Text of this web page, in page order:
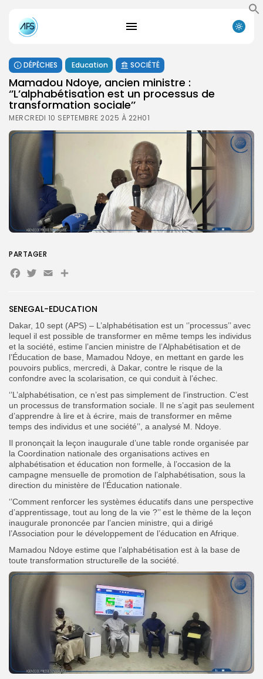
for:
FR
DÉPÊCHES Education SOCIÉTÉ
Mamadou Ndoye, ancien ministre :
‘’L’alphabétisation est un processus de
transformation sociale’’
MERCREDI 10 SEPTEMBRE 2025 À 22H01
SENEGAL-EDUCATION
Dakar, 10 sept (APS) – L’alphabétisation est un ‘’processus’’ avec
lequel il est possible de transformer en même temps les individus
et la société, estime l’ancien ministre de l’Alphabétisation et de
l’Éducation de base, Mamadou Ndoye, en mettant en garde les
pouvoirs publics, mercredi, à Dakar, contre le risque de la
confondre avec la scolarisation, ce qui conduit à l’échec.
‘’L’alphabétisation, ce n’est pas simplement de l’instruction. C’est
un processus de transformation sociale. Il ne s’agit pas seulement
d’apprendre à lire et à écrire, mais de transformer en même
temps des individus et une société’’, a analysé M. Ndoye.
Il prononçait la leçon inaugurale d’une table ronde organisée par
la Coordination nationale des organisations actives en
alphabétisation et éducation non formelle, à l’occasion de la
campagne mensuelle de promotion de l’alphabétisation, sous la
direction du ministère de l’Éducation nationale.
‘’Comment renforcer les systèmes éducatifs dans une perspective
d’apprentissage, tout au long de la vie ?’’ est le thème de la leçon
inaugurale prononcée par l’ancien ministre, qui a dirigé
l’Association pour le développement de l’éducation en Afrique.
Mamadou Ndoye estime que l’alphabétisation est à la base de
toute transformation structurelle de la société.
PARTAGER
Facebook
Twitter
EmailPartager